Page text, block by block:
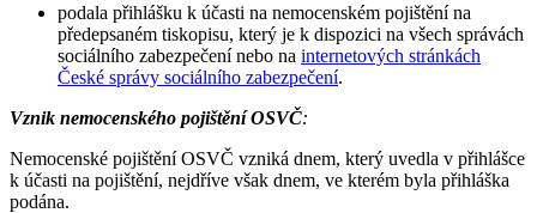
podala přihlášku k účasti na nemocenském pojištění na
předepsaném tiskopisu, který je k dispozici na všech správách
sociálního zabezpečení nebo na internetových stránkách
České správy sociálního zabezpečení.
Vznik nemocenského pojištění OSVČ:
Nemocenské pojištění OSVČ vzniká dnem, který uvedla v přihlášce
k účasti na pojištění, nejdříve však dnem, ve kterém byla přihláška
podána.